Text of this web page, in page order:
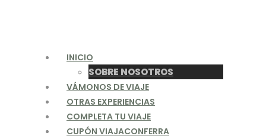
INICIO
SOBRE NOSOTROS
VÁMONOS DE VIAJE
OTRAS EXPERIENCIAS
COMPLETA TU VIAJE
CUPÓN VIAJACONFERRA